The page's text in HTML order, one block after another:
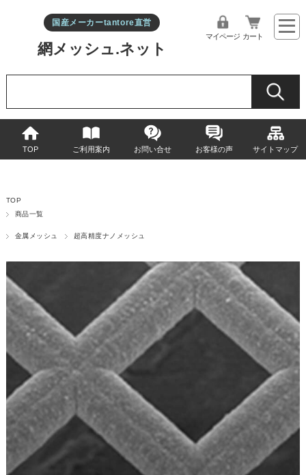
網メッシュ.ネット
国産メーカーtantore直営
マイページ カート
TOP ご利用案内 お問い合せ お客様の声 サイトマップ
TOP
商品一覧
金属メッシュ 超高精度ナノメッシュ